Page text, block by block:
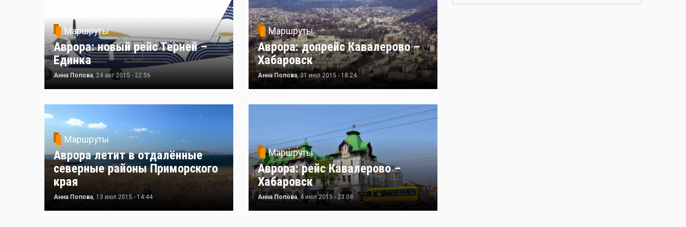
Маршруты
Аврора: новый рейс Терней –
Единка
Анна Попова, 24 авг 2015 - 22:56
Маршруты
Аврора: допрейс Кавалерово –
Хабаровск
Анна Попова, 31 июл 2015 - 18:24
Маршруты
Аврора летит в отдалённые
северные районы Приморского
края
Анна Попова, 13 июл 2015 - 14:44
Маршруты
Аврора: рейс Кавалерово –
Хабаровск
Анна Попова, 4 июл 2015 - 23:08